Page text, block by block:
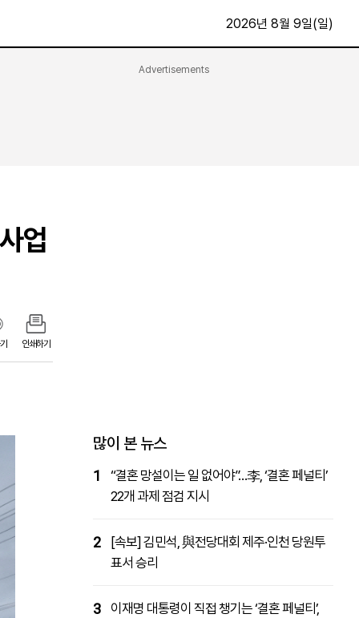
2026년 8월 9일(일)
Advertisements
업
인쇄하기
많이 본 뉴스
1
“결혼 망설이는 일 없어야”…李, ‘결혼 페널티’
22개 과제 점검 지시
2
[속보] 김민석, 與전당대회 제주·인천 당원투
표서 승리
3
이재명 대통령이 직접 챙기는 ‘결혼 페널티’,